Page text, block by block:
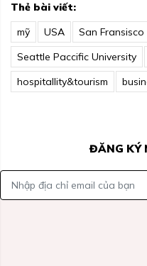
Thẻ bài viết:
mỹ
USA
San
Seattle Paccific University
hospitallity&tourism
ĐĂNG KÝ